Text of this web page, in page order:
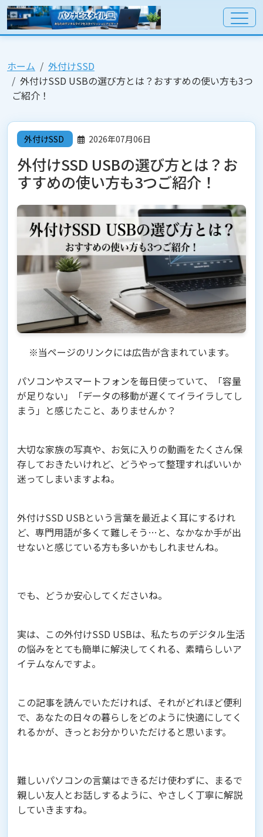
ホーム
外付けSSD
外付けSSD USBの選び方とは？おすすめの使い方も3つ
ご紹介！
外付けSSD 2026年07月06日
外付けSSD USBの選び方とは？お
すすめの使い方も3つご紹介！
※当ページのリンクには広告が含まれています。
パソコンやスマートフォンを毎日使っていて、「容量
が足りない」「データの移動が遅くてイライラしてし
まう」と感じたこと、ありませんか？
大切な家族の写真や、お気に入りの動画をたくさん保
存しておきたいけれど、どうやって整理すればいいか
迷ってしまいますよね。
外付けSSD USBという言葉を最近よく耳にするけれ
ど、専門用語が多くて難しそう…と、なかなか手が出
せないと感じている方も多いかもしれませんね。
でも、どうか安心してくださいね。
実は、この外付けSSD USBは、私たちのデジタル生活
の悩みをとても簡単に解決してくれる、素晴らしいア
イテムなんですよ。
この記事を読んでいただければ、それがどれほど便利
で、あなたの日々の暮らしをどのように快適にしてく
れるかが、きっとお分かりいただけると思います。
難しいパソコンの言葉はできるだけ使わずに、まるで
親しい友人とお話しするように、やさしく丁寧に解説
していきますね。